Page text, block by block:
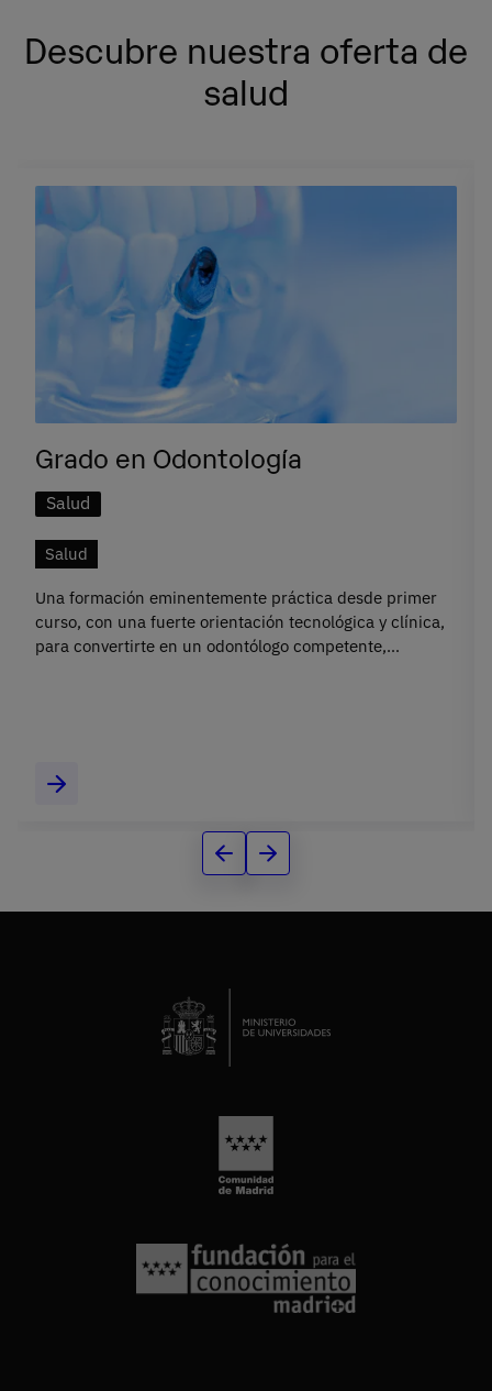
Descubre nuestra oferta de
salud
Grado en Odontología
Salud
Salud
Una formación eminentemente práctica desde primer
curso, con una fuerte orientación tecnológica y clínica,
para convertirte en un odontólogo competente,